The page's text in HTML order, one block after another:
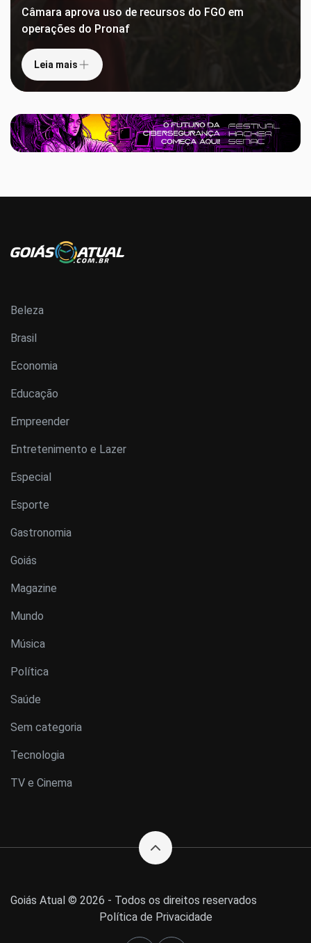
Câmara aprova uso de recursos do FGO em
operações do Pronaf
Leia mais
Beleza
Brasil
Economia
Educação
Empreender
Entretenimento e Lazer
Especial
Esporte
Gastronomia
Goiás
Magazine
Mundo
Música
Política
Saúde
Sem categoria
Tecnologia
TV e Cinema
Goiás Atual © 2026 - Todos os direitos reservados
Política de Privacidade